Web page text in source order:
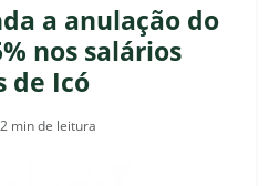
a anulação do
nos salários
de Icó
2 min de leitura